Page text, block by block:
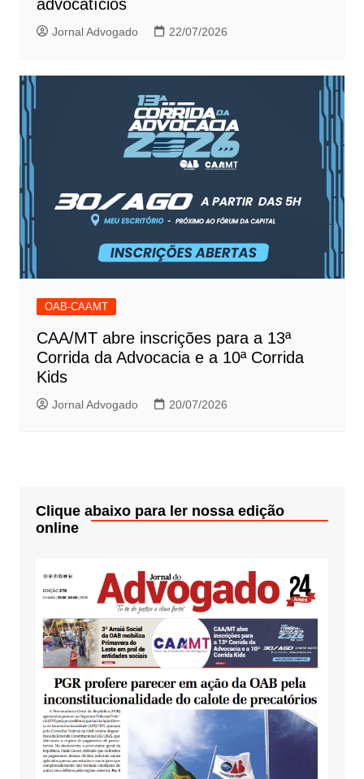
advocatícios
Jornal Advogado 22/07/2026
OAB-CAAMT
CAA/MT abre inscrições para a 13ª
Corrida da Advocacia e a 10ª Corrida
Kids
Jornal Advogado 20/07/2026
Clique abaixo para ler nossa edição
online